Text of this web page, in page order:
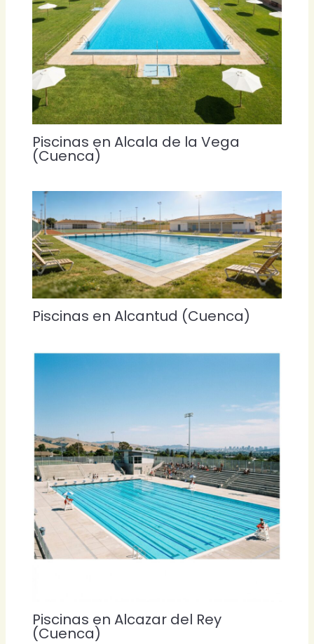
Piscinas en Alcala de la Vega
(Cuenca)
Piscinas en Alcantud (Cuenca)
Piscinas en Alcazar del Rey
(Cuenca)